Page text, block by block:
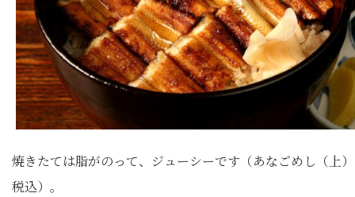
焼きたては脂がのって、ジューシーです（あなごめし（上
税込）。